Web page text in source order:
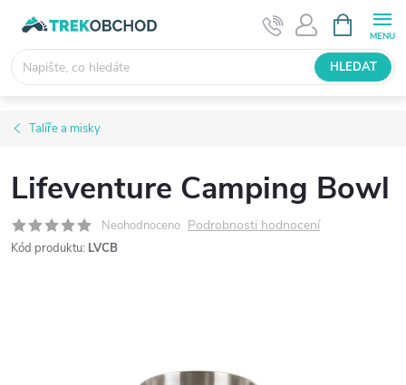
obsah
NÁKUPNÍ
KOŠÍK
HLEDAT
Talíře a misky
Lifeventure Camping Bowl
Neohodnoceno Podrobnosti hodnocení
Kód produktu: LVCB